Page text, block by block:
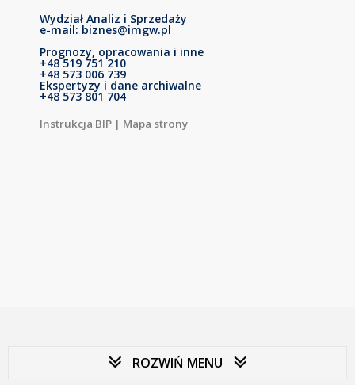
Wydział Analiz i Sprzedaży
e-mail: biznes@imgw.pl
Prognozy, opracowania i inne
+48 519 751 210
+48 573 006 739
Ekspertyzy i dane archiwalne
+48 573 801 704
Instrukcja BIP | Mapa strony
ROZWIŃ MENU